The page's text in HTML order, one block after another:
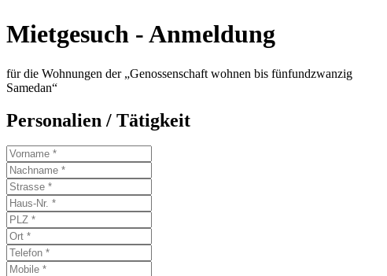
Mietgesuch - Anmeldung
für die Wohnungen der „Genossenschaft wohnen bis fünfundzwanzig
Samedan“
Personalien / Tätigkeit